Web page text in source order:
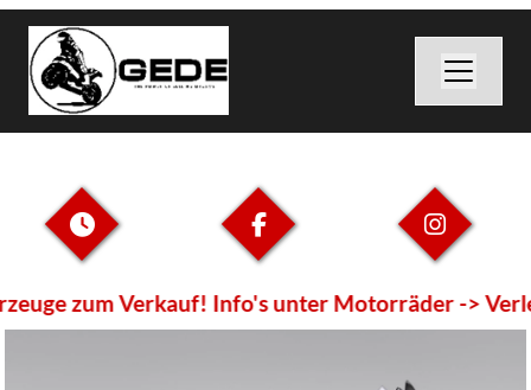
zum Verkauf! Info's unter Motorräder ->